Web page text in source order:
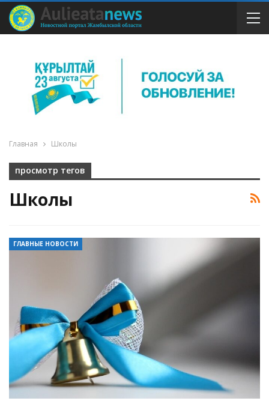
Главная Школы
просмотр тегов
Школы
ГЛАВНЫЕ НОВОСТИ